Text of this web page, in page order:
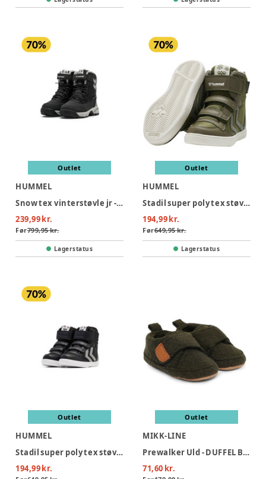
Outlet
HUMMEL
Snow tex vinterstøvle jr - BLACK
239,99 kr.
Før799,95 kr.
Lagerstatus
Outlet
HUMMEL
Stadil super poly tex støvle jr - DARK OLIVE
194,99 kr.
Før649,95 kr.
Lagerstatus
Outlet
HUMMEL
Stadil super poly tex støvle jr - 2448
194,99 kr.
Outlet
MIKK-LINE
Prewalker Uld - DUFFEL BAG
71,60 kr.